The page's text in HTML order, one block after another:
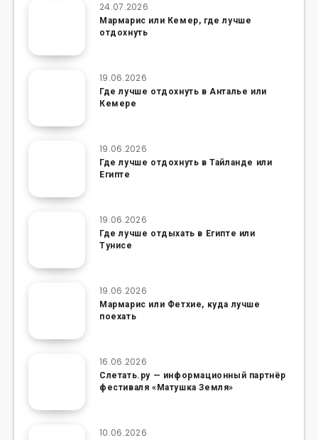
24.07.2026
Мармарис или Кемер, где лучше
отдохнуть
19.06.2026
Где лучше отдохнуть в Анталье или
Кемере
19.06.2026
Где лучше отдохнуть в Тайланде или
Египте
19.06.2026
Где лучше отдыхать в Египте или
Тунисе
19.06.2026
Мармарис или Фетхие, куда лучше
поехать
16.06.2026
Слетать.ру — информационный партнёр
фестиваля «Матушка Земля»
10.06.2026